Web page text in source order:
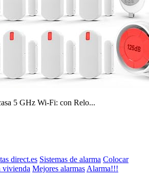
5 GHz Wi-Fi: con Relo...
direct.es Sistemas de alarma Colocar
vivienda Mejores alarmas Alarma!!!